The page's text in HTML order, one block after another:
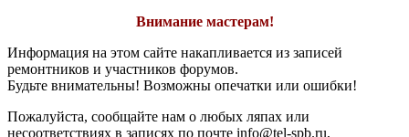
Внимание мастерам!
Информация на этом сайте накапливается из записей
ремонтников и участников форумов.
Будьте внимательны! Возможны опечатки или ошибки!
Пожалуйста, сообщайте нам о любых ляпах или
несоответствиях в записях по почте info@tel-spb.ru,